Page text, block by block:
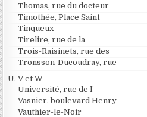
Thomas, rue du docteur
Timothée, Place Saint
Tinqueux
Tirelire, rue de la
Trois-Raisinets, rue des
Tronsson-Ducoudray, rue
U, V et W
Université, rue de l’
Vasnier, boulevard Henry
Vauthier-le-Noir